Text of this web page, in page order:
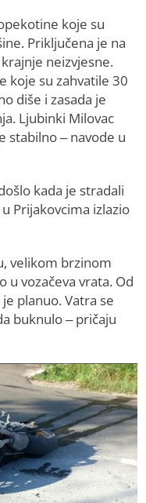
koje su
Priključena je na
neizvjesne.
koje su zahvatile 30
diše i zasada je
Ljubinki Milovac
stabilno – navode u
kada je stradali
Prijakovcima izlazio
velikom brzinom
u vozačeva vrata. Od
planuo. Vatra se
buknulo – pričaju